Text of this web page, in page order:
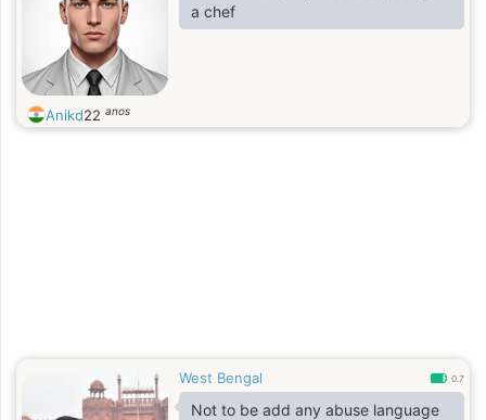
a chef
Anikd22 anos
West Bengal 0.7
Not to be add any abuse language